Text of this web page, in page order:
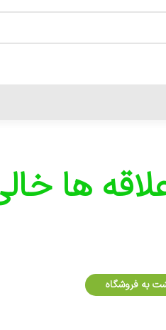
ها
به فروشگاه